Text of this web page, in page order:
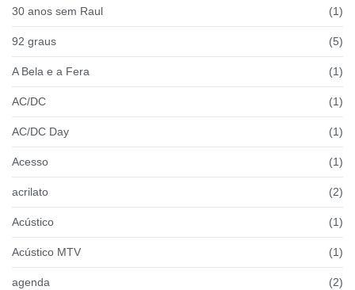
30 anos sem Raul (1)
92 graus (5)
A Bela e a Fera (1)
AC/DC (1)
AC/DC Day (1)
Acesso (1)
acrilato (2)
Acústico (1)
Acústico MTV (1)
agenda (2)